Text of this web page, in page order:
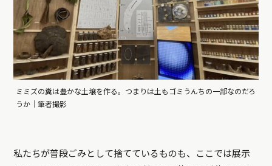
ミミズの糞は豊かな土壌を作る。つまりは土もゴミうんちの一部なのだろ
うか｜筆者撮影
私たちが普段ごみとして捨てているものも、ここでは展示